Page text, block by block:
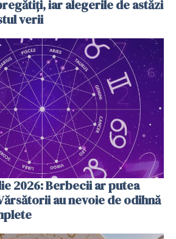
iar alegerile de astăzi
verii
2026: Berbecii ar putea
au nevoie de odihnă